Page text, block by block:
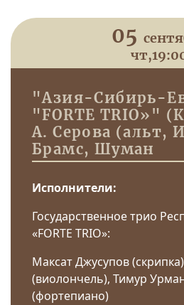
05
чт,
"Азия-Сибирь-
"FORTE TRIO»"
А. Серова (альт,
Брамс, Шуман
Исполнители:
Государственное трио
«FORTE TRIO»:
Максат Джусупов
(виолончель), Тимур
(фортепиано)